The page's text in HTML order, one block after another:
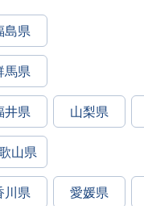
島県
馬県
井県 山梨県
山県
川県 愛媛県